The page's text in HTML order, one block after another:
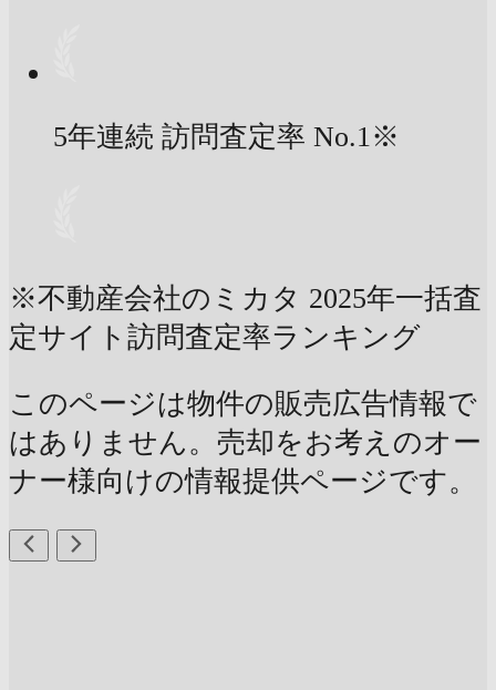
5年連続 訪問査定率 No.1※
※不動産会社のミカタ 2025年一括査
定サイト訪問査定率ランキング
このページは物件の販売広告情報で
はありません。売却をお考えのオー
ナー様向けの情報提供ページです。